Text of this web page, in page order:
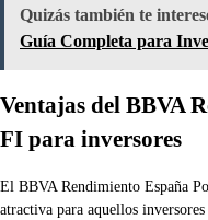
Quizás también te
Guía Completa para
Ventajas del BBVA
FI para inversores
El BBVA Rendimiento España
atractiva para aquellos